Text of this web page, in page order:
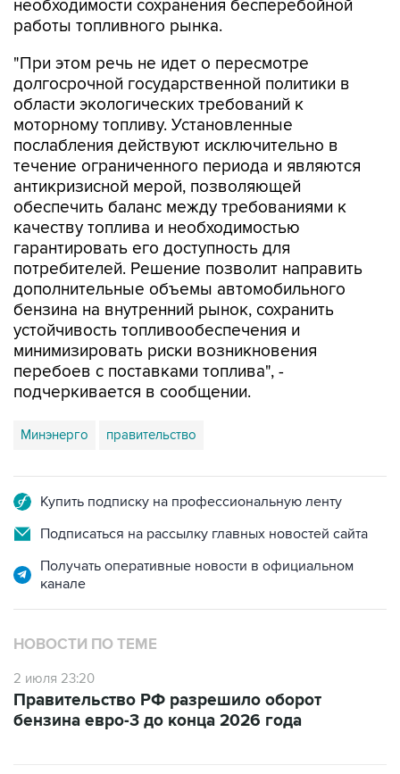
"При этом речь не идет о пересмотре
области экологических требований к
моторному топливу. Установленные
послабления действуют исключительно в
течение ограниченного периода и являются
антикризисной мерой, позволяющей
обеспечить баланс между требованиями к
качеству топлива и необходимостью
гарантировать его доступность для
потребителей. Решение позволит направить
дополнительные объемы автомобильного
бензина на внутренний рынок, сохранить
устойчивость топливообеспечения и
минимизировать риски возникновения
перебоев с поставками топлива", -
подчеркивается в сообщении.
Минэнерго правительство
Подписаться на рассылку главных новостей сайта
Получать оперативные новости в официальном
канале
НОВОСТИ ПО ТЕМЕ
2 июля 23:20
бензина евро-3 до конца 2026 года